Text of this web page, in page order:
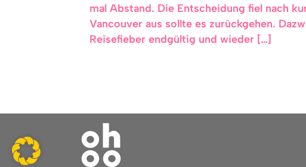
mal Abstand. Die Entscheidung fiel nach
Vancouver aus sollte es zurückgehen.
Reisefieber endgültig und wieder […]